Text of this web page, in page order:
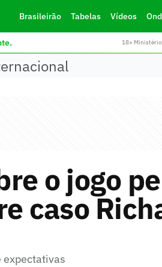
Brasileirão Tabelas Vídeos
18+
o jogo
caso
expectativas